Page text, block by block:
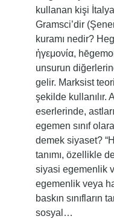
kullanan kişi
Gramsci’dir
kuramı nedir?
ἡγεμονία,
unsurun
gelir. Marksist
şekilde kullanılır.
eserlerinde,
egemen sınıf
demek siyaset?
tanımı, özellikle
siyasi egemenlik
egemenlik veya
baskın sınıfların
sosyal…